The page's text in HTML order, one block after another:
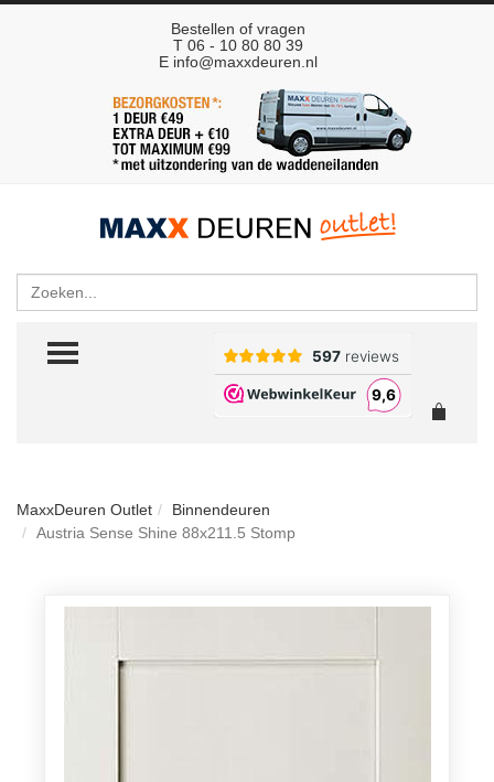
Bestellen of vragen
T 06 - 10 80 80 39
E info@maxxdeuren.nl
Zoeken
TOGGLE MENU
MaxxDeuren Outlet
Binnendeuren
Austria Sense Shine 88x211.5 Stomp